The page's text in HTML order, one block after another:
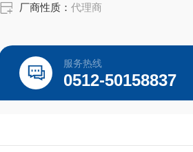
厂商性质：代理商
服务热线
0512-50158837